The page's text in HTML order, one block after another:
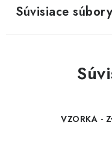
Súvisiace
VZORKA -